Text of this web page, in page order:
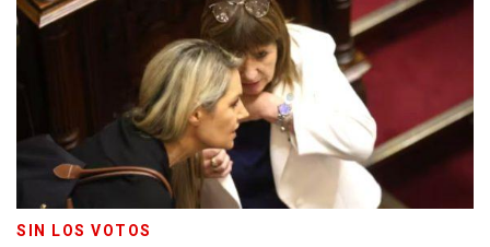
SIN LOS VOTOS